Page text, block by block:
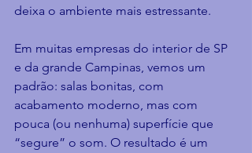
deixa o ambiente mais estressante.
Em muitas empresas do interior de SP
e da grande Campinas, vemos um
padrão: salas bonitas, com
acabamento moderno, mas com
pouca (ou nenhuma) superfície que
“segure” o som. O resultado é um